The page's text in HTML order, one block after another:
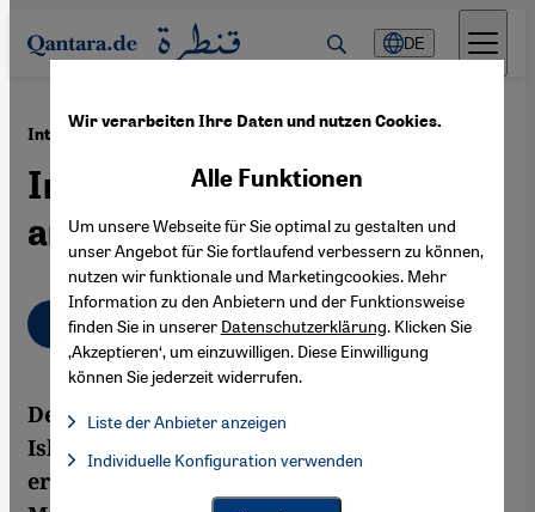
Direkt zum Inhalt springen
DE
Interview mit dem Medizinethiker Ilhan Ilkilic ·04.07.2013
Im interkulturellen Dialog
an den Grenzen des Lebens
Deutsch English عربي
Der türkischstämmige Arzt und
Islamwissenschaftler Ilhan Ilkilic ist der
erste Muslim im Deutschen Ethikrat. Der
Wir verarbeiten Ihre Daten und nutzen Cookies.
Alle Funktionen
Um unsere Webseite für Sie optimal zu gestalten und
unser Angebot für Sie fortlaufend verbessern zu können,
nutzen wir funktionale und Marketingcookies. Mehr
Information zu den Anbietern und der Funktionsweise
finden Sie in unserer Datenschutzerklärung. Klicken Sie
‚Akzeptieren‘, um einzuwilligen. Diese Einwilligung
können Sie jederzeit widerrufen.
Liste der Anbieter anzeigen
Facebook Embed / Facebook Connect, Google Maps Embed,
Facebook Embed / Facebook Connect
Individuelle Konfiguration verwenden